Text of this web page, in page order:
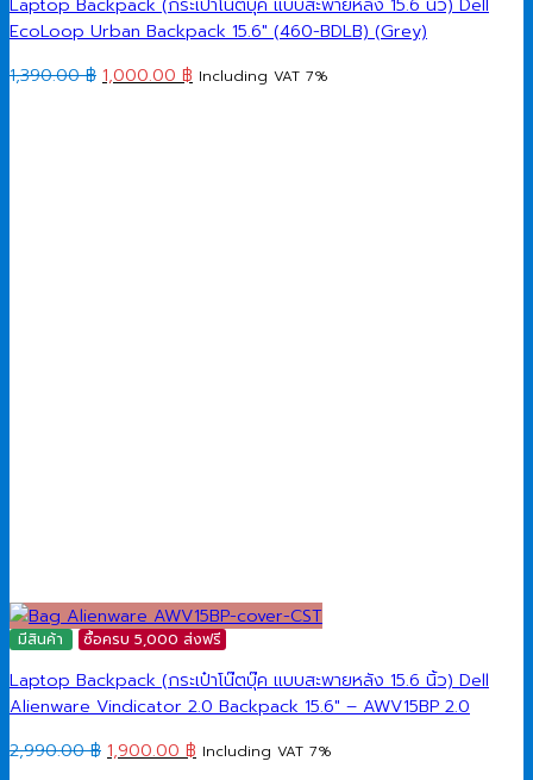
Laptop Backpack (กระเป๋าโน๊ตบุ๊ค แบบสะพายหลัง 15.6 นิ้ว) Dell
EcoLoop Urban Backpack 15.6″ (460-BDLB) (Grey)
1,390.00฿ Original
1,000.00 ฿ Current
Including VAT 7%
มีสินค้า ซื้อครบ 5,000 ส่งฟรี
Laptop Backpack (กระเป๋าโน๊ตบุ๊ค แบบสะพายหลัง 15.6 นิ้ว) Dell
Alienware Vindicator 2.0 Backpack 15.6″ – AWV15BP 2.0
2,990.00฿ Original
1,900.00 ฿ Current
Including VAT 7%